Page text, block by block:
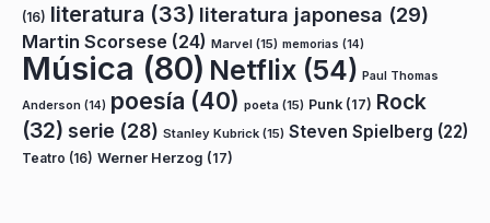
(16) literatura (33) literatura japonesa (29)
Martin Scorsese (24) Marvel (15) memorias (14)
Música (80) Netflix (54) Paul Thomas
Anderson (14) poesía (40) poeta (15) Punk (17) Rock
(32) serie (28) Stanley Kubrick (15) Steven Spielberg (22)
Teatro (16) Werner Herzog (17)